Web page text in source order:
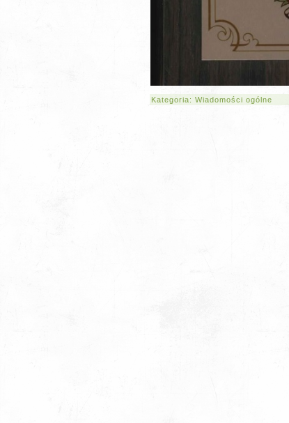
Kategoria: Wiadomości ogólne